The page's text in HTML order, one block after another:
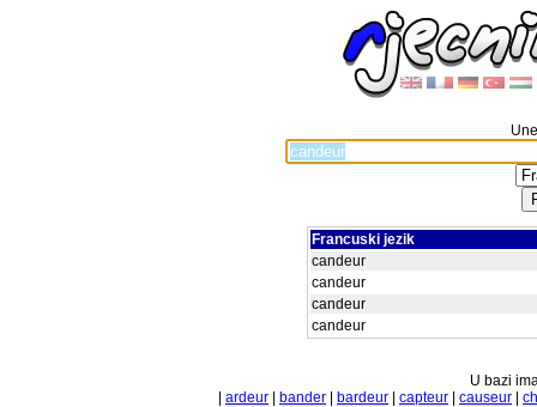
Francuski jezik
candeur
candeur
candeur
candeur
U bazi
ardeur bander bardeur capteur causeur